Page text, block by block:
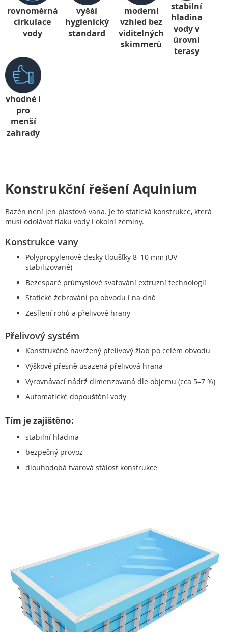
rovnoměrná
cirkulace
vody
vyšší
hygienický
standard
moderní
vzhled bez
viditelných
skimmerů
stabilní
hladina
vody v
úrovni
terasy
vhodné i
pro
menší
zahrady
Konstrukční řešení Aquinium
Bazén není jen plastová vana. Je to statická konstrukce, která
musí odolávat tlaku vody i okolní zeminy.
Konstrukce vany
Polypropylenové desky tloušťky 8–10 mm (UV
stabilizované)
Bezesparé průmyslové svařování extruzní technologií
Statické žebrování po obvodu i na dně
Zesílení rohů a přelivové hrany
Přelivový systém
Konstrukčně navržený přelivový žlab po celém obvodu
Výškově přesně usazená přelivová hrana
Vyrovnávací nádrž dimenzovaná dle objemu (cca 5–7 %)
Automatické dopouštění vody
Tím je zajištěno:
stabilní hladina
bezpečný provoz
dlouhodobá tvarová stálost konstrukce